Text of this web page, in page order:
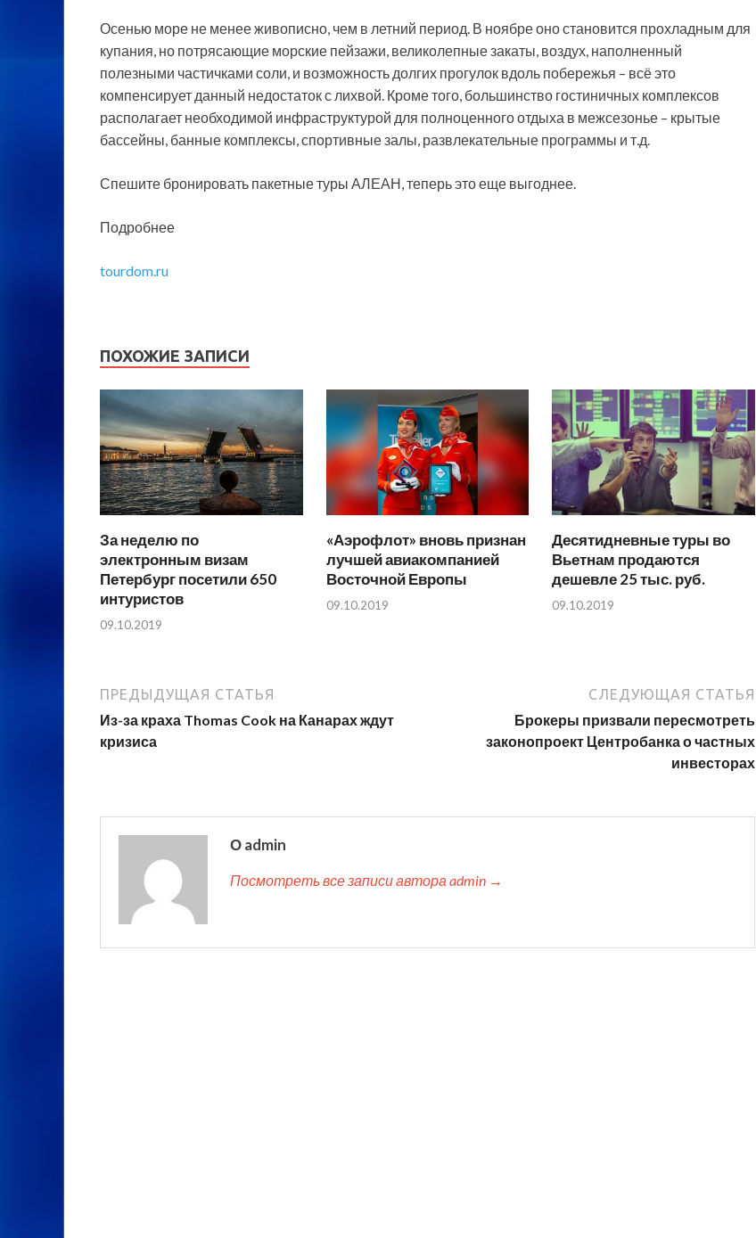
Осенью море не менее живописно, чем в летний период. В ноябре оно становится прохладным для
купания, но потрясающие морские пейзажи, великолепные закаты, воздух, наполненный
полезными частичками соли, и возможность долгих прогулок вдоль побережья – всё это
компенсирует данный недостаток с лихвой. Кроме того, большинство гостиничных комплексов
располагает необходимой инфраструктурой для полноценного отдыха в межсезонье – крытые
бассейны, банные комплексы, спортивные залы, развлекательные программы и т.д.
Спешите бронировать пакетные туры АЛЕАН, теперь это еще выгоднее.
Подробнее
tourdom.ru
ПОХОЖИЕ ЗАПИСИ
За неделю по
электронным визам
Петербург посетили 650
интуристов
09.10.2019
«Аэрофлот» вновь признан
лучшей авиакомпанией
Восточной Европы
09.10.2019
Десятидневные туры во
Вьетнам продаются
дешевле 25 тыс. руб.
09.10.2019
ПРЕДЫДУЩАЯ СТАТЬЯ
Из-за краха Thomas Cook на Канарах ждут
кризиса
СЛЕДУЮЩАЯ СТАТЬЯ
Брокеры призвали пересмотреть
законопроект Центробанка о частных
инвесторах
О admin
Посмотреть все записи автора admin →